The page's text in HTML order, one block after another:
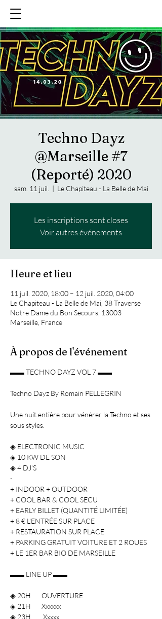
Techno Dayz
@Marseille #7
(Reporté) 2020
sam. 11 juil.
  |
Le Chapiteau - La Belle de Mai
Les inscriptions sont closes
Voir autres événements
Heure et lieu
11 juil. 2020, 18:00 – 12 juil. 2020, 04:00
Le Chapiteau - La Belle de Mai, 38 Traverse
Notre Dame du Bon Secours, 13003
Marseille, France
À propos de l'événement
▬▬ TECHNO DAYZ VOL 7 ▬▬
Techno Dayz By Romain PELLEGRIN
Une nuit entière pour vénérer la Techno et ses
sous styles.
◈ ELECTRONIC MUSIC
◈ 10 KW DE SON
◈ 4 DJ’S
-
+ INDOOR + OUTDOOR
+ COOL BAR & COOL SECU
+ EARLY BILLET (QUANTITÉ LIMITÉE)
+ 8 € L'ENTRÉE SUR PLACE
+ RESTAURATION SUR PLACE
+ PARKING GRATUIT VOITURE ET 2 ROUES
+ LE 1ER BAR BIO DE MARSEILLE
▬▬ LINE UP ▬▬
◈ 20H       OUVERTURE
◈ 21H       Xxxxxx
◈ 23H        Xxxxx